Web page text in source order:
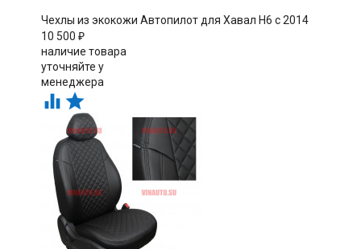
Чехлы из экокожи Автопилот для Хавал H6 с 2014
10 500 ₽
наличие товара
уточняйте у
менеджера
 